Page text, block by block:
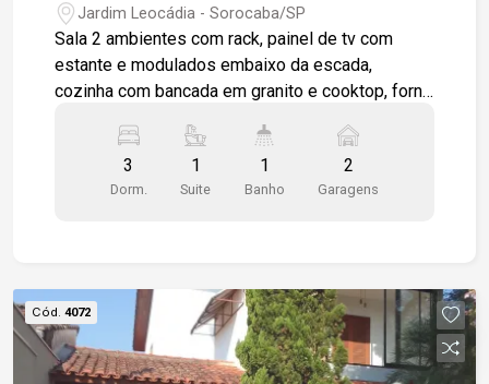
Jardim Leocádia - Sorocaba/SP
Sala 2 ambientes com rack, painel de tv com
estante e modulados embaixo da escada,
cozinha com bancada em granito e cooktop, forno
porcelanato. Área gourmet com churrasqueira,
forno, pia com armários e wc, em piso cerâmico,
escada em granito com acabamento em vidro
de teto.
3
Dorm.
1
Suite
1
Banho
2
Garagens
Cód. 4072